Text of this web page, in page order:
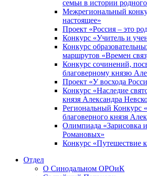
семьи в истории
Межрегиональный
настоящее»
Проект «Россия – это
Конкурс «Учитель и
Конкурс
маршрутов «Времен
Конкурс сочинений,
благоверному князю
Проект «У восхода
Конкурс «Наследие
князя Александра
Региональный Конкурс
благоверного князя
Олимпиада «Зарисовка
Романовых»
Конкурс «Путешествие
Отдел
О Синодальном ОРОиК